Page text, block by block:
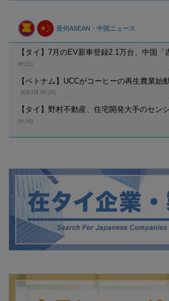
亜州ASEAN・中国ニュース
【タイ】7月のEV新車登録2.1万台、中国「
09:21)
【ベトナム】UCCがコーヒーの再生農業始
(8月7日 09:20)
【タイ】野村不動産、住宅開発大手のセン
09:20)